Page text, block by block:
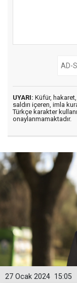
UYARI: Küfür,
saldırı içeren, imla
Türkçe karakter
onaylanmamaktadır.
15:05
27 Ocak 2024